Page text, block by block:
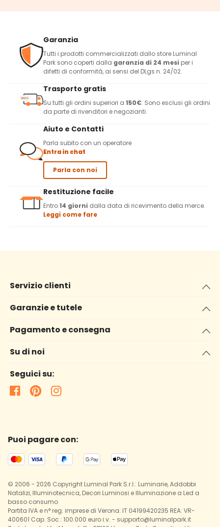
Garanzia
Tutti i prodotti commercializzati dallo store Luminal
Park sono coperti dalla garanzia di 24 mesi per i
difetti di conformità, ai sensi del DLgs n. 24/02.
Trasporto gratis
Su tutti gli ordini superiori a 150€. Sono esclusi gli ordini
da parte di rivenditori e negozianti.
Aiuto e Contatti
Parla subito con un operatore
Entra in chat
Parla con noi
Restituzione facile
Entro14 giorni dalla data di ricevimento della merce.
Leggi come fare
Servizio clienti
Garanzie e tutele
Pagamento e consegna
Su di noi
Seguici su:
Puoi pagare con:
© 2006 - 2026 Copyright Luminal Park S.r.l.: Luminarie, Addobbi
Natalizi, Illuminotecnica, Decori Luminosi e Illuminazione a Led a
basso consumo
Partita IVA e n° reg. imprese di Verona: IT 04199420235 REA: VR-
400601 Cap. Soc.: 100.000 euro i.v. - supporto@luminalpark.it